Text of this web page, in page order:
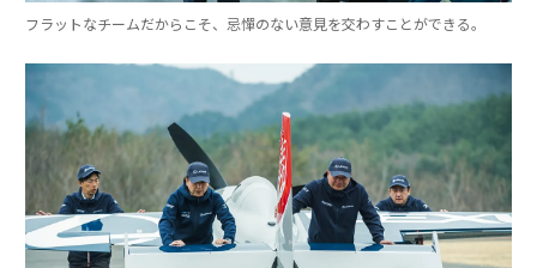
フラットなチームだからこそ、忌憚のない意見を交わすことができる。